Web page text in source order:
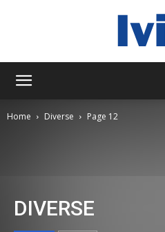
Home Diverse Page 12
DIVERSE